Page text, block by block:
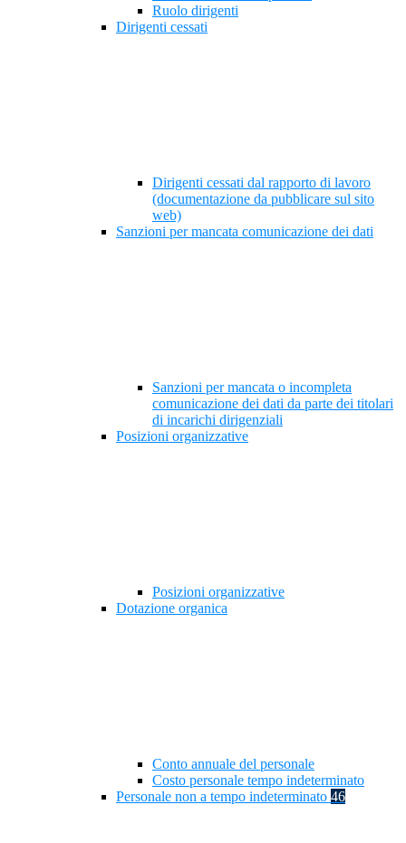
Ruolo dirigenti
Dirigenti cessati
Dirigenti cessati dal rapporto di lavoro
(documentazione da pubblicare sul sito
web)
Sanzioni per mancata comunicazione dei dati
Sanzioni per mancata o incompleta
comunicazione dei dati da parte dei titolari
di incarichi dirigenziali
Posizioni organizzative
Posizioni organizzative
Dotazione organica
Conto annuale del personale
Costo personale tempo indeterminato
Personale non a tempo indeterminato 46